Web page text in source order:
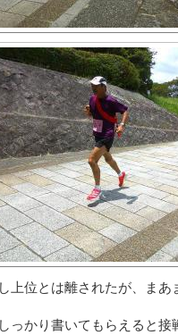
上位とは離されたが、まあ
っかり書いてもらえると接